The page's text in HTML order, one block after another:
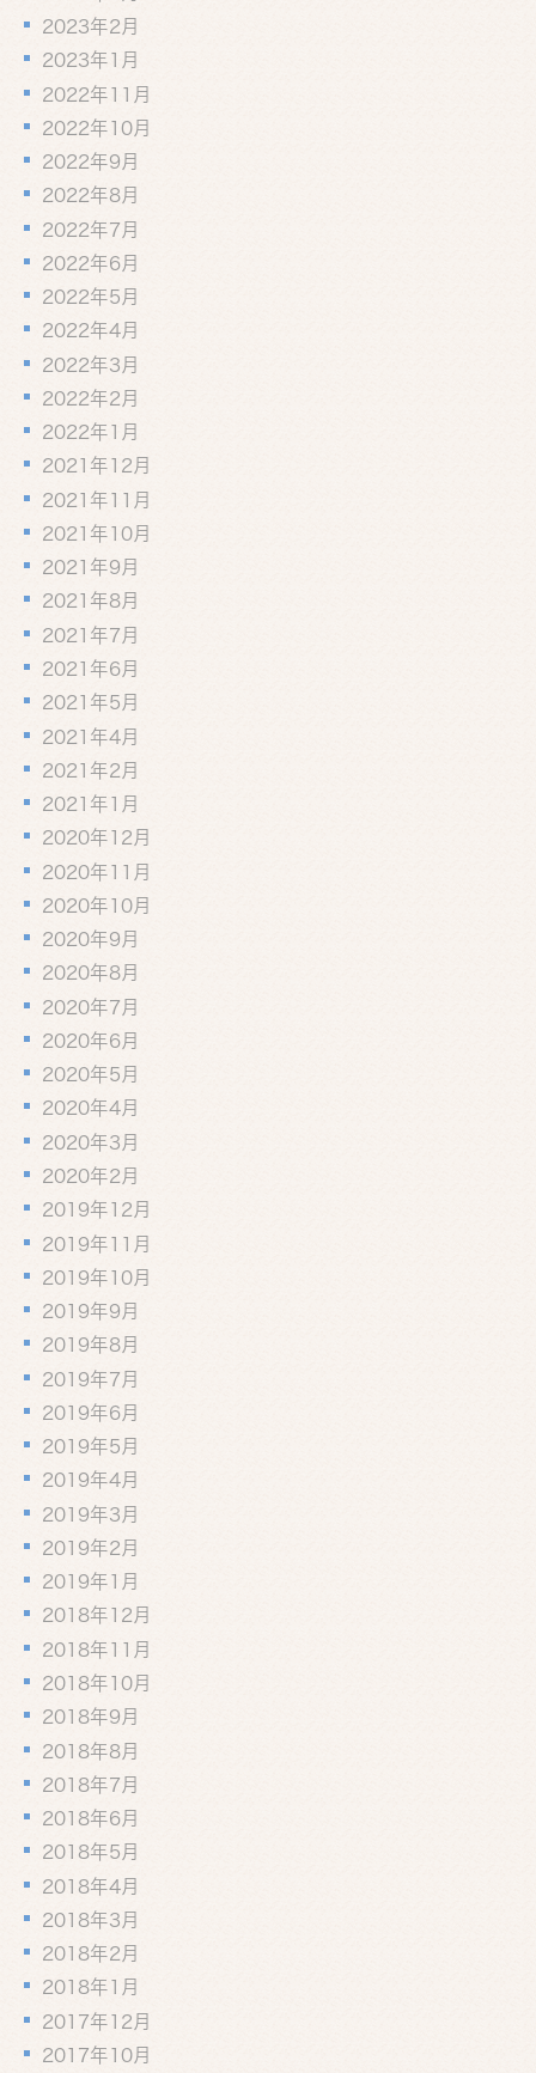
2023年2月
2023年1月
2022年11月
2022年10月
2022年9月
2022年8月
2022年7月
2022年6月
2022年5月
2022年4月
2022年3月
2022年2月
2022年1月
2021年12月
2021年11月
2021年10月
2021年9月
2021年8月
2021年7月
2021年6月
2021年5月
2021年4月
2021年2月
2021年1月
2020年12月
2020年11月
2020年10月
2020年9月
2020年8月
2020年7月
2020年6月
2020年5月
2020年4月
2020年3月
2020年2月
2019年12月
2019年11月
2019年10月
2019年9月
2019年8月
2019年7月
2019年6月
2019年5月
2019年4月
2019年3月
2019年2月
2019年1月
2018年12月
2018年11月
2018年10月
2018年9月
2018年8月
2018年7月
2018年6月
2018年5月
2018年4月
2018年3月
2018年2月
2018年1月
2017年12月
2017年10月